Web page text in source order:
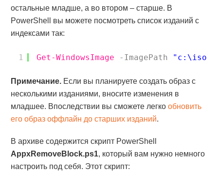
остальные младше, а во втором – старше. В
PowerShell вы можете посмотреть список изданий с
индексами так:
1 Get-WindowsImage -ImagePath
Примечание. Если вы планируете создать образ с
несколькими изданиями, вносите изменения в
младшее. Впоследствии вы сможете легкообновить
его образ оффлайн до старших изданий.
В архиве содержится скрипт PowerShell
AppxRemoveBlock.ps1, который вам нужно немного
настроить под себя. Этот скрипт: